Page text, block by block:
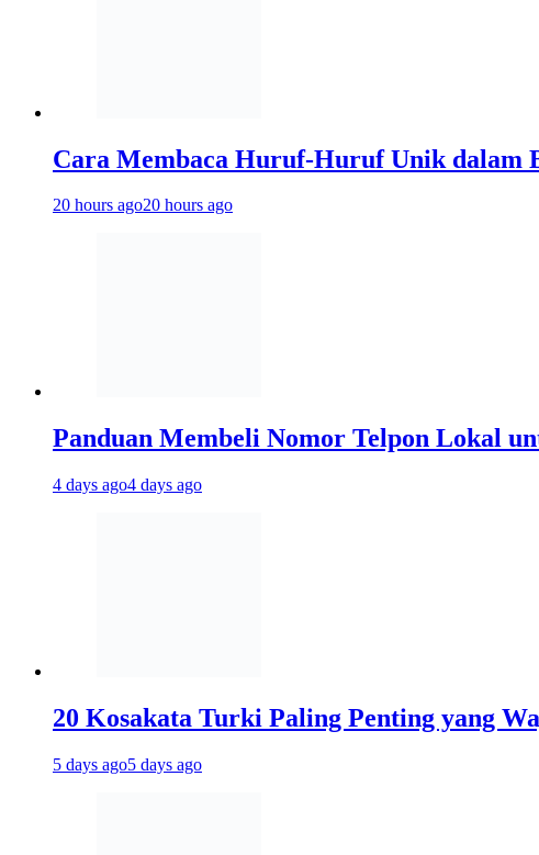
Cara Membaca Huruf-Huruf Unik dalam
20 hours ago20 hours ago
Panduan Membeli Nomor Telpon Lokal
4 days ago4 days ago
20 Kosakata Turki Paling Penting yang
5 days ago5 days ago